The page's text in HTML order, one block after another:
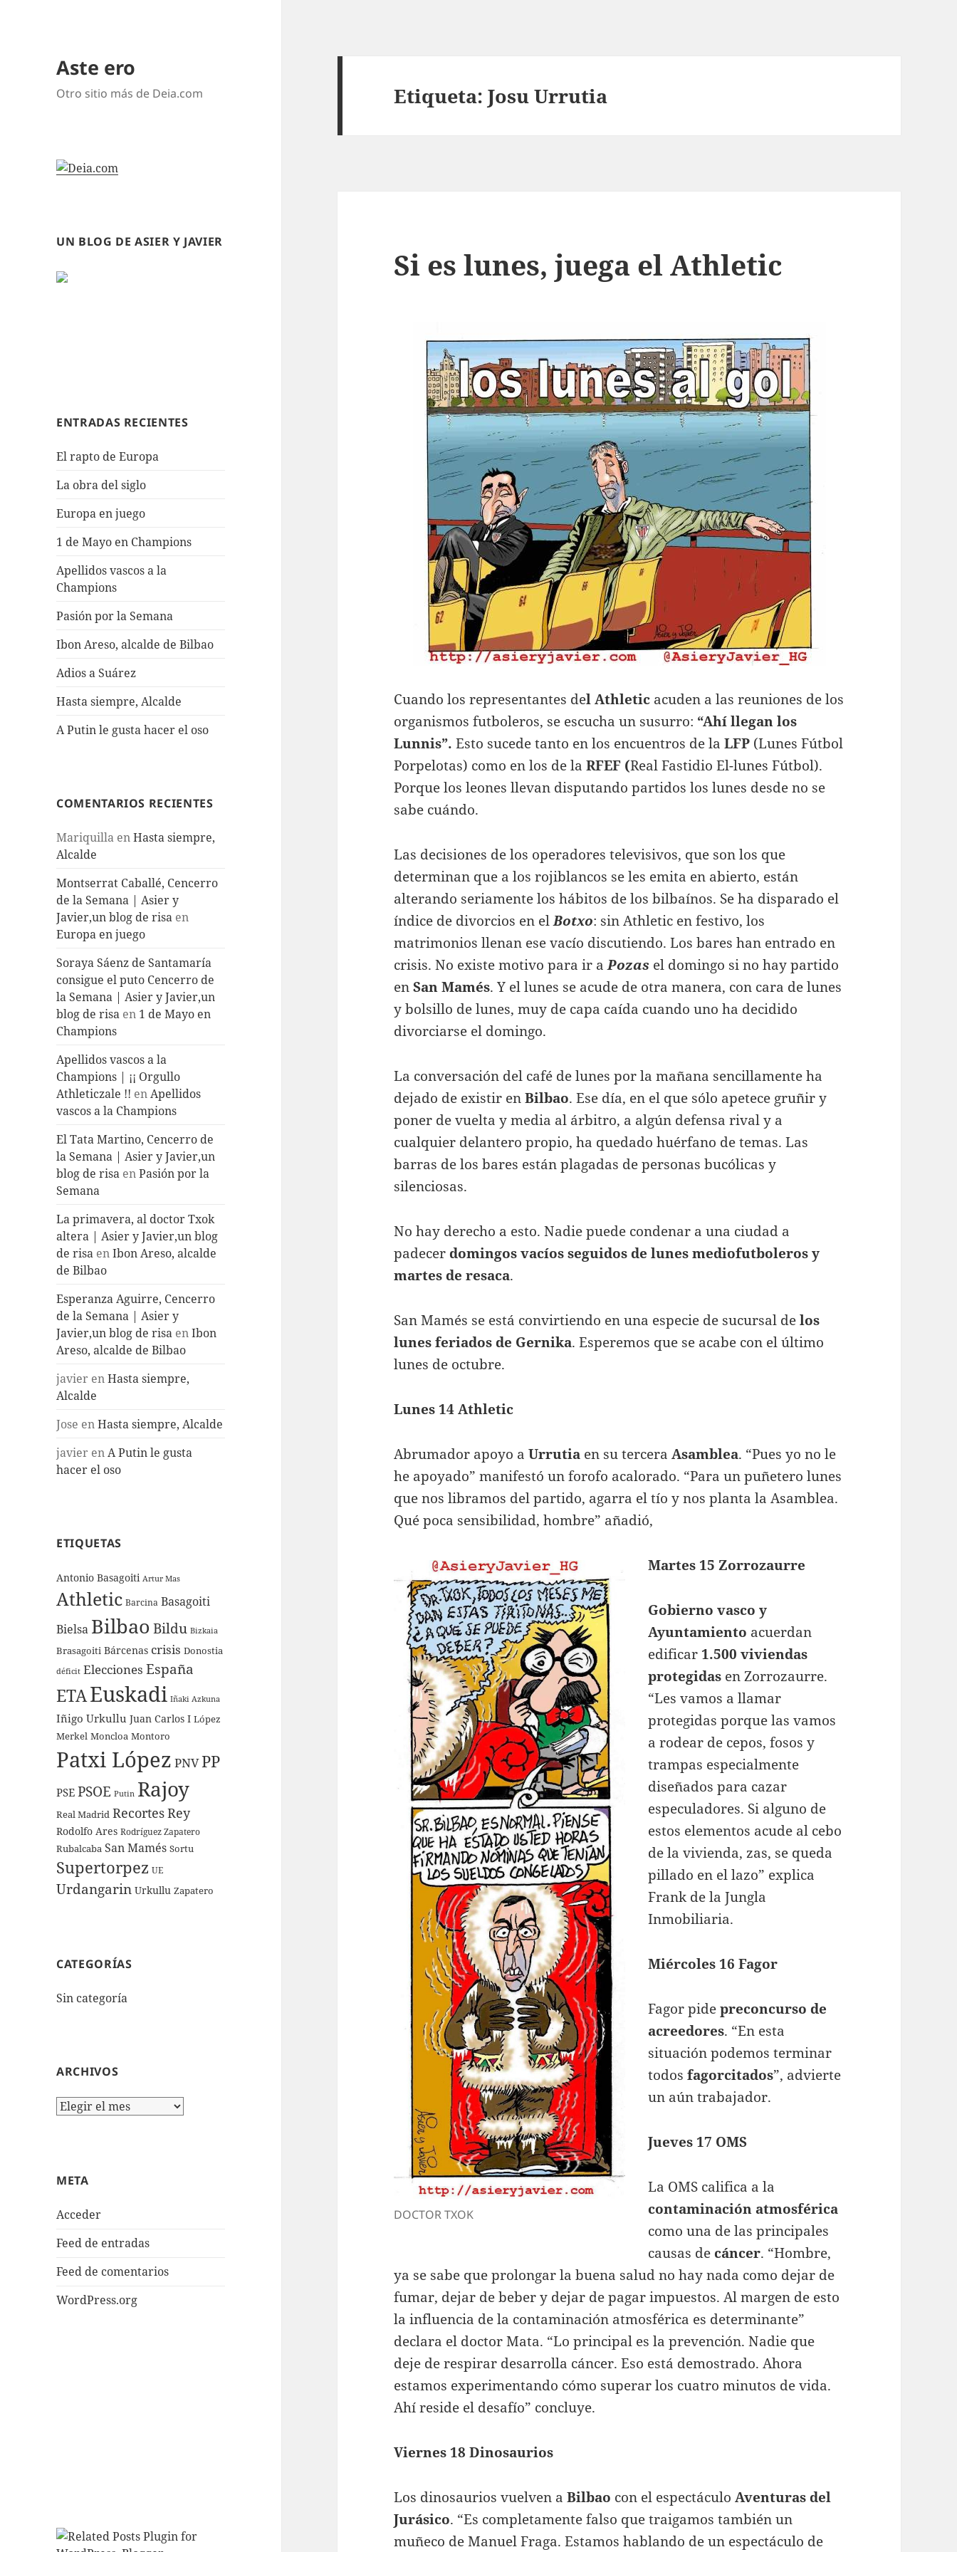
Aste ero
Otro sitio más de Deia.com
UN BLOG DE ASIER Y JAVIER
ENTRADAS RECIENTES
El rapto de Europa
La obra del siglo
Europa en juego
1 de Mayo en Champions
Apellidos vascos a la
Champions
Pasión por la Semana
Ibon Areso, alcalde de Bilbao
Adios a Suárez
Hasta siempre, Alcalde
A Putin le gusta hacer el oso
COMENTARIOS RECIENTES
Mariquilla enHasta siempre,
Alcalde
Montserrat Caballé, Cencerro
de la Semana | Asier y
Javier,un blog de risa en
Europa en juego
Soraya Sáenz de Santamaría
consigue el puto Cencerro de
la Semana | Asier y Javier,un
blog de risa en 1 de Mayo en
Champions
Apellidos vascos a la
Champions | ¡¡ Orgullo
Athleticzale !! enApellidos
vascos a la Champions
El Tata Martino, Cencerro de
la Semana | Asier y Javier,un
blog de risa enPasión por la
Semana
La primavera, al doctor Txok
altera | Asier y Javier,un blog
de risa enIbon Areso, alcalde
de Bilbao
Esperanza Aguirre, Cencerro
de la Semana | Asier y
Javier,un blog de risa enIbon
Areso, alcalde de Bilbao
javier enHasta siempre,
Alcalde
Jose enHasta siempre, Alcalde
javier enA Putin le gusta
hacer el oso
ETIQUETAS
Antonio Basagoiti Artur Mas
Athletic Barcina Basagoiti
Bielsa Bilbao Bildu Bizkaia
Brasagoiti Bárcenas crisis Donostia
déficit Elecciones España
ETAEuskadi Iñaki Azkuna
Iñigo Urkullu Juan Carlos I López
Merkel Moncloa Montoro
Patxi López PNVPP
PSE PSOE Putin Rajoy
Real Madrid RecortesRey
Rodolfo Ares Rodríguez Zapatero
Rubalcaba San Mamés Sortu
Supertorpez UE
Urdangarin Urkullu Zapatero
CATEGORÍAS
Sin categoría
ARCHIVOS
Archivos
META
Acceder
Feed de entradas
Feed de comentarios
WordPress.org
Etiqueta:Josu Urrutia
Si es lunes, juega el Athletic
Cuando los representantes del Athletic acuden a las reuniones de los
organismos futboleros, se escucha un susurro: “Ahí llegan los
Lunnis”. Esto sucede tanto en los encuentros de la LFP (Lunes Fútbol
Porpelotas) como en los de laRFEF (Real Fastidio El-lunes Fútbol).
Porque los leones llevan disputando partidos los lunes desde no se
sabe cuándo.
Las decisiones de los operadores televisivos, que son los que
determinan que a los rojiblancos se les emita en abierto, están
alterando seriamente los hábitos de los bilbaínos. Se ha disparado el
índice de divorcios en elBotxo: sin Athletic en festivo, los
matrimonios llenan ese vacío discutiendo. Los bares han entrado en
crisis. No existe motivo para ir aPozas el domingo si no hay partido
enSan Mamés. Y el lunes se acude de otra manera, con cara de lunes
y bolsillo de lunes, muy de capa caída cuando uno ha decidido
divorciarse el domingo.
La conversación del café de lunes por la mañana sencillamente ha
dejado de existir enBilbao. Ese día, en el que sólo apetece gruñir y
poner de vuelta y media al árbitro, a algún defensa rival y a
cualquier delantero propio, ha quedado huérfano de temas. Las
barras de los bares están plagadas de personas bucólicas y
silenciosas.
No hay derecho a esto. Nadie puede condenar a una ciudad a
padecer domingos vacíos seguidos de lunes mediofutboleros y
martes de resaca.
San Mamés se está convirtiendo en una especie de sucursal delos
lunes feriados de Gernika. Esperemos que se acabe con el último
lunes de octubre.
Lunes 14 Athletic
Abrumador apoyo a Urrutia en su tercera Asamblea. “Pues yo no le
he apoyado” manifestó un forofo acalorado. “Para un puñetero lunes
que nos libramos del partido, agarra el tío y nos planta la Asamblea.
Qué poca sensibilidad, hombre” añadió,
DOCTOR TXOK
Martes 15 Zorrozaurre
Gobierno vasco y
Ayuntamiento acuerdan
edificar 1.500 viviendas
protegidas en Zorrozaurre.
“Les vamos a llamar
protegidas porque las vamos
a rodear de cepos, fosos y
trampas especialmente
diseñados para cazar
especuladores. Si alguno de
estos elementos acude al cebo
de la vivienda, zas, se queda
pillado en el lazo” explica
Frank de la Jungla
Inmobiliaria.
Miércoles 16 Fagor
Fagor pidepreconcurso de
acreedores. “En esta
situación podemos terminar
todosfagorcitados”, advierte
un aún trabajador.
Jueves 17 OMS
La OMS califica a la
contaminación atmosférica
como una de las principales
causas de cáncer. “Hombre,
ya se sabe que prolongar la buena salud no hay nada como dejar de
fumar, dejar de beber y dejar de pagar impuestos. Al margen de esto
la influencia de la contaminación atmosférica es determinante”
declara el doctor Mata. “Lo principal es la prevención. Nadie que
deje de respirar desarrolla cáncer. Eso está demostrado. Ahora
estamos experimentando cómo superar los cuatro minutos de vida.
Ahí reside el desafío” concluye.
Viernes 18 Dinosaurios
Los dinosaurios vuelven aBilbao con el espectáculoAventuras del
Jurásico. “Es completamente falso que traigamos también un
muñeco de Manuel Fraga. Estamos hablando de un espectáculo de